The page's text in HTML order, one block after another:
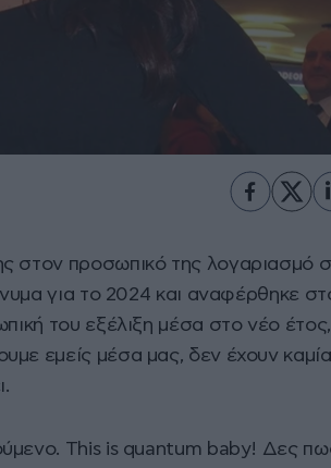
στον προσωπικό της λογαριασμό
για το 2024 και αναφέρθηκε
του εξέλιξη μέσα στο νέο έτος,
εμείς μέσα μας, δεν έχουν καμία
This is quantum baby! Δες